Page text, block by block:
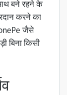
बने रहने के
करने का
जैसे
बिना किसी